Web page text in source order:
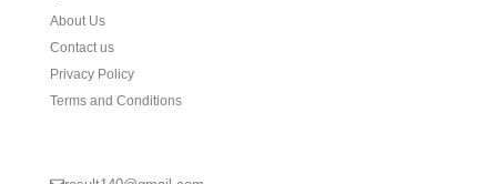
About Us
Contact us
Privacy Policy
Terms and Conditions